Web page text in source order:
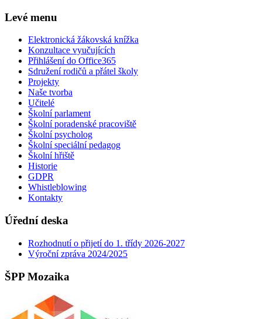
Levé menu
Elektronická žákovská knížka
Konzultace vyučujících
Přihlášení do Office365
Sdružení rodičů a přátel školy
Projekty
Naše tvorba
Učitelé
Školní parlament
Školní poradenské pracoviště
Školní psycholog
Školní speciální pedagog
Školní hřiště
Historie
GDPR
Whistleblowing
Kontakty
Úřední deska
Rozhodnutí o přijetí do 1. třídy 2026-2027
Výroční zpráva 2024/2025
ŠPP Mozaika